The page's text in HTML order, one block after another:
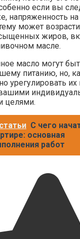
если вы
напряженность
может
жиров,
масле.
масло могут
питанию, но,
урегулировать их
вашими
целями.
С чего
основная
работ